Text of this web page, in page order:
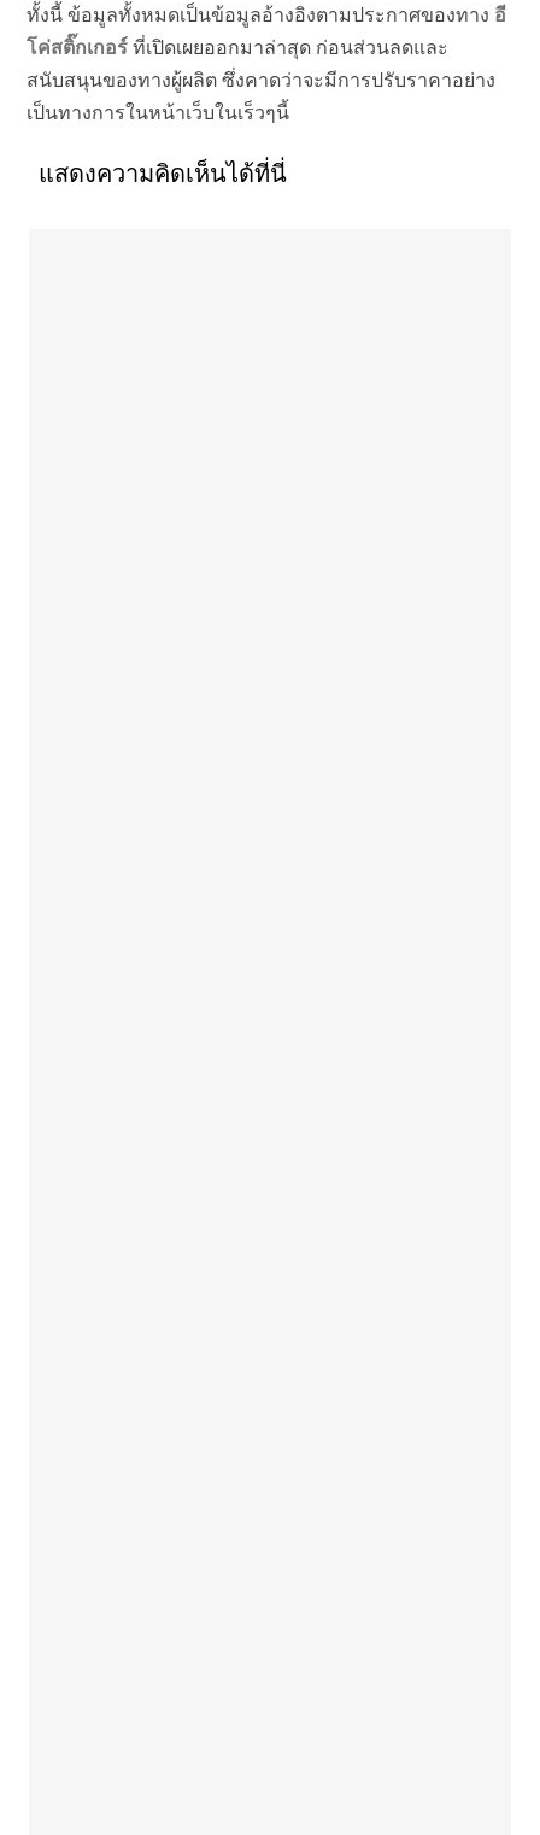
ทั้งนี้ ข้อมูลทั้งหมดเป็นข้อมูลอ้างอิงตามประกาศของทาง อี
โค่สติ๊กเกอร์ ที่เปิดเผยออกมาล่าสุด ก่อนส่วนลดและ
สนับสนุนของทางผู้ผลิต ซึ่งคาดว่าจะมีการปรับราคาอย่าง
เป็นทางการในหน้าเว็บในเร็วๆนี้
แสดงความคิดเห็นได้ที่นี่